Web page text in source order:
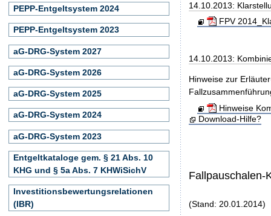
14.10.2013:
FPV
14.10.2013:
Hinweise zur
Hinweise
Download-Hilfe?
Fallpauschalen-
(Stand: 20.01.2014)
PEPP-Entgeltsystem 2024
PEPP-Entgeltsystem 2023
aG-DRG-System 2027
aG-DRG-System 2026
aG-DRG-System 2025
aG-DRG-System 2024
aG-DRG-System 2023
Entgeltkataloge gem. § 21 Abs. 10
KHG und § 5a Abs. 7 KHWiSichV
Investitionsbewertungsrelationen
(IBR)